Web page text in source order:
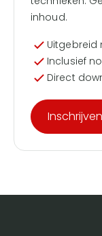
inhoud.
Uitgebreid
Inclusief
Direct